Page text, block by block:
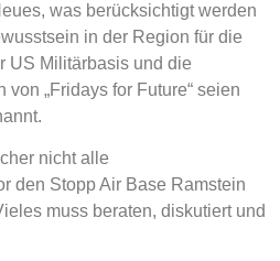
was berücksichtigt werden
in der Region für die
US Militärbasis und die
„Fridays for Future“ seien
nicht alle
den Stopp Air Base Ramstein
muss beraten, diskutiert und